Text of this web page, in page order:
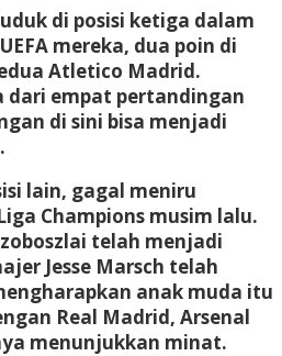
di posisi ketiga dalam
mereka, dua poin di
Atletico Madrid.
dari empat pertandingan
di sini bisa menjadi
lain, gagal meniru
Champions musim lalu.
telah menjadi
Jesse Marsch telah
anak muda itu
Real Madrid, Arsenal
menunjukkan minat.